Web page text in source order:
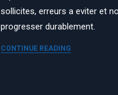
sollicites, erreurs a eviter et
progresser durablement.
CONTINUE READING